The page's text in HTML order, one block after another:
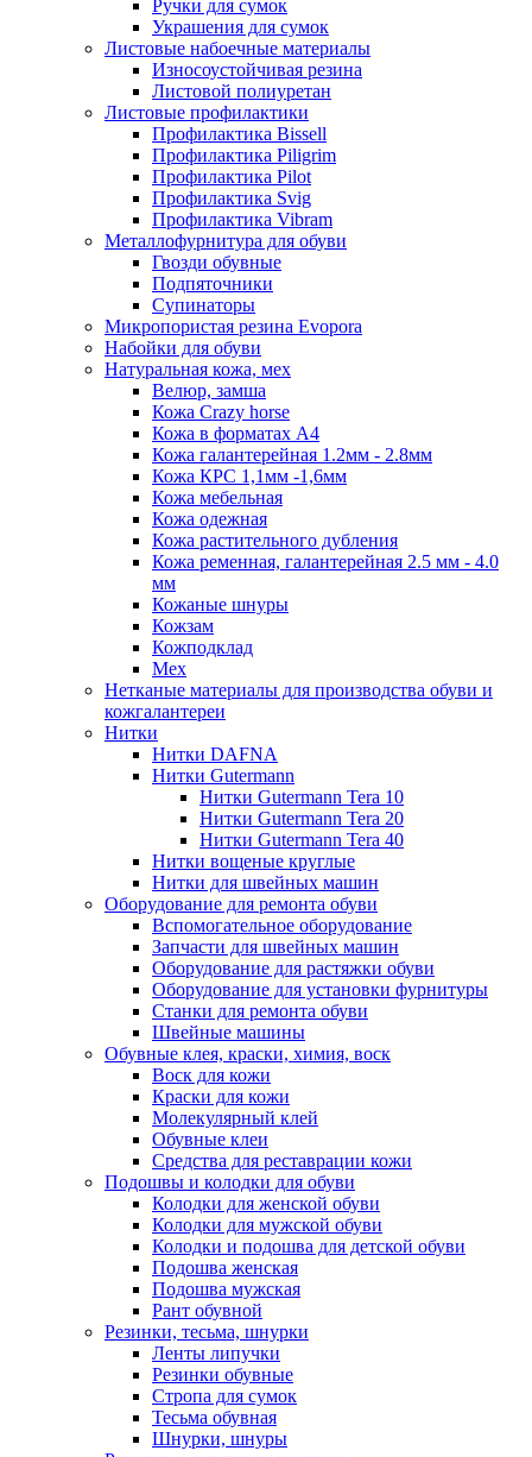
Ручки для сумок
Украшения для сумок
Листовые набоечные материалы
Износоустойчивая резина
Листовой полиуретан
Листовые профилактики
Профилактика Bissell
Профилактика Piligrim
Профилактика Pilot
Профилактика Svig
Профилактика Vibram
Металлофурнитура для обуви
Гвозди обувные
Подпяточники
Супинаторы
Микропористая резина Evopora
Набойки для обуви
Натуральная кожа, мех
Велюр, замша
Кожа Crazy horse
Кожа в форматах А4
Кожа галантерейная 1.2мм - 2.8мм
Кожа КРС 1,1мм -1,6мм
Кожа мебельная
Кожа одежная
Кожа растительного дубления
Кожа ременная, галантерейная 2.5 мм - 4.0
мм
Кожаные шнуры
Кожзам
Кожподклад
Мех
Нетканые материалы для производства обуви и
кожгалантереи
Нитки
Нитки DAFNA
Нитки Gutermann
Нитки Gutermann Tera 10
Нитки Gutermann Tera 20
Нитки Gutermann Tera 40
Нитки вощеные круглые
Нитки для швейных машин
Оборудование для ремонта обуви
Вспомогательное оборудование
Запчасти для швейных машин
Оборудование для растяжки обуви
Оборудование для установки фурнитуры
Станки для ремонта обуви
Швейные машины
Обувные клея, краски, химия, воск
Воск для кожи
Краски для кожи
Молекулярный клей
Обувные клеи
Средства для реставрации кожи
Подошвы и колодки для обуви
Колодки для женской обуви
Колодки для мужской обуви
Колодки и подошва для детской обуви
Подошва женская
Подошва мужская
Рант обувной
Резинки, тесьма, шнурки
Ленты липучки
Резинки обувные
Стропа для сумок
Тесьма обувная
Шнурки, шнуры